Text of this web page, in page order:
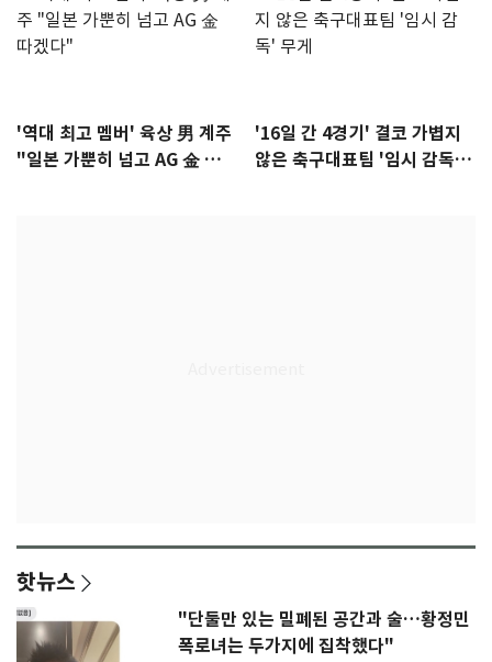
'역대 최고 멤버' 육상 男 계주
"일본 가뿐히 넘고 AG 金 따겠
'16일 간 4경기' 결코 가볍지
않은 축구대표팀 '임시 감독'
핫뉴스
"단둘만 있는 밀폐된 공간과 술…황정민
폭로녀는 두가지에 집착했다"